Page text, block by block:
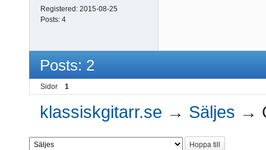
Registered: 2015-08-25
Posts: 4
Posts: 2
Sidor 1
klassiskgitarr.se → Säljes →